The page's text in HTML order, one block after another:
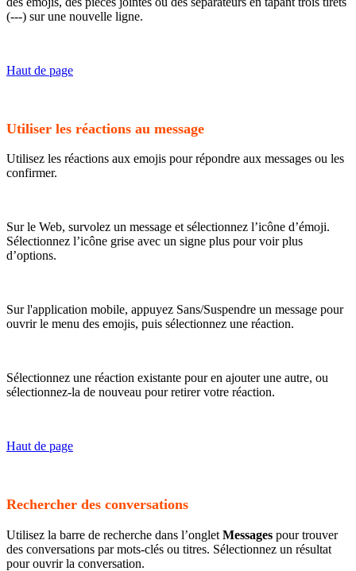
(---) sur une nouvelle ligne.
Haut de page
Utiliser les réactions au message
Utilisez les réactions aux emojis pour répondre aux messages ou les
confirmer.
Sur le Web, survolez un message et sélectionnez l’icône d’émoji.
Sélectionnez l’icône grise avec un signe plus pour voir plus
d’options.
Sur l'application mobile, appuyez Sans/Suspendre un message pour
ouvrir le menu des emojis, puis sélectionnez une réaction.
Sélectionnez une réaction existante pour en ajouter une autre, ou
sélectionnez-la de nouveau pour retirer votre réaction.
Haut de page
Rechercher des conversations
Utilisez la barre de recherche dans l’onglet Messages pour trouver
des conversations par mots-clés ou titres. Sélectionnez un résultat
pour ouvrir la conversation.